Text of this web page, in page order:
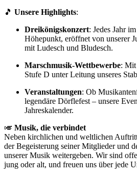
🎵 Unsere Highlights:
Dreikönigskonzert: Jedes Jahr
Höhepunkt, eröffnet von unserer
mit Ludesch und Bludesch.
Marschmusik-Wettbewerbe: Mit
Stufe D unter Leitung unseres
Veranstaltungen: Ob
legendäre Dörflefest – unsere
Jahreskalender.
🎺 Musik, die verbindet
Neben kirchlichen und weltlichen
der Begeisterung seiner Mitglieder und
unserer Musik weitergeben. Wir sind
jung oder alt, und freuen uns über jede